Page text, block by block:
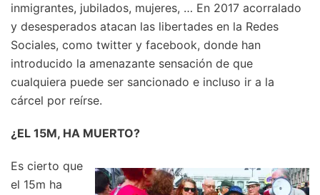
inmigrantes, jubilados, mujeres, … En 2017 acorralado
y desesperados atacan las libertades en la Redes
Sociales, como twitter y facebook, donde han
introducido la amenazante sensación de que
cualquiera puede ser sancionado e incluso ir a la
cárcel por reírse.
¿EL 15M, HA MUERTO?
Es cierto que
el 15m ha